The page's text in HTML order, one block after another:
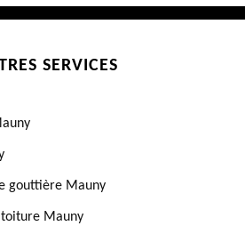
SERVICES
gouttière Mauny
Mauny